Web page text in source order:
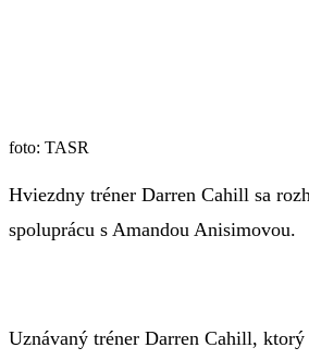
foto: TASR
Hviezdny tréner Darren Cahill sa
spoluprácu s Amandou Anisimovou.
Uznávaný tréner Darren Cahill,